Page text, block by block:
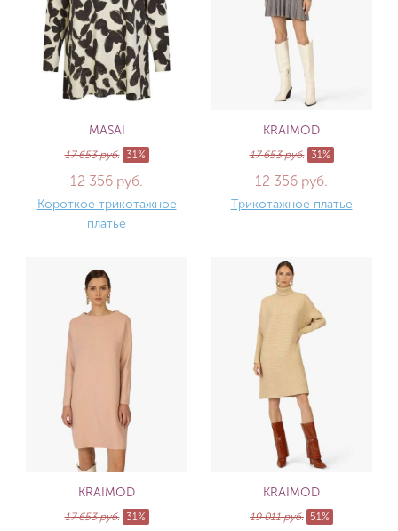
MASAI
17 653 руб. 31%
12 356 руб.
Короткое трикотажное
платье
KRAIMOD
17 653 руб. 31%
12 356 руб.
Трикотажное платье
KRAIMOD
17 653 руб. 31%
KRAIMOD
19 011 руб. 51%